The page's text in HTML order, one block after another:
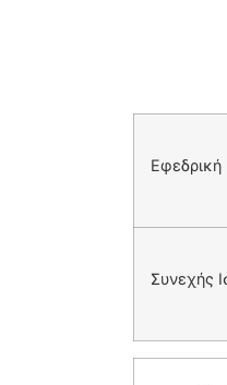
Εφεδρική
Συνεχής